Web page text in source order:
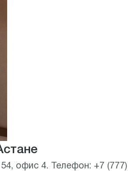
офис 4. Телефон: +7